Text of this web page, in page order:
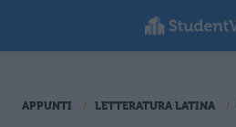
APPUNTI LETTERATURA LATINA